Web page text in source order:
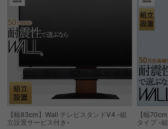
【幅83cm】Wall テレビスタンドV4 -組
立設置サービス付き-
【幅
タイプ -